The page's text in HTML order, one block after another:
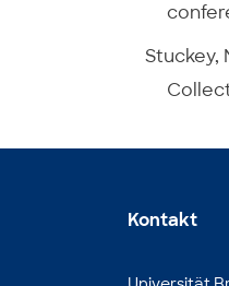
Stuckey,
Kontakt